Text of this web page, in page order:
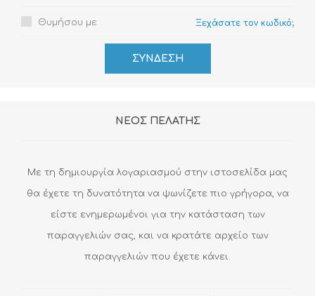
Θυμήσου με Ξεχάσατε τον κωδικό;
ΝΈΟΣ ΠΕΛΆΤΗΣ
Με τη δημιουργία λογαριασμού στην ιστοσελίδα μας
θα έχετε τη δυνατότητα να ψωνίζετε πιο γρήγορα, να
είστε ενημερωμένοι για την κατάσταση των
παραγγελιών σας, και να κρατάτε αρχείο των
παραγγελιών που έχετε κάνει.